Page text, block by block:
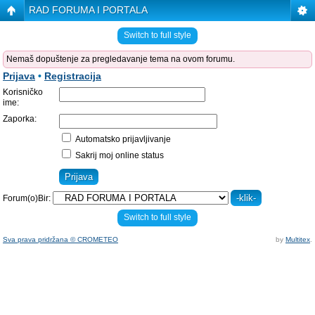
RAD FORUMA I PORTALA
Switch to full style
Nemaš dopuštenje za pregledavanje tema na ovom forumu.
Prijava • Registracija
Korisničko
ime:
Zaporka:
Automatsko prijavljivanje
Sakrij moj online status
Forum(o)Bir:
Switch to full style
Sva prava pridržana © CROMETEO by Multitex